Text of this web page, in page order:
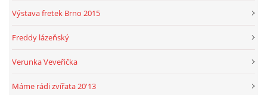
Výstava fretek Brno 2015
Freddy lázeňský
Verunka Veveřička
Máme rádi zvířata 20'13